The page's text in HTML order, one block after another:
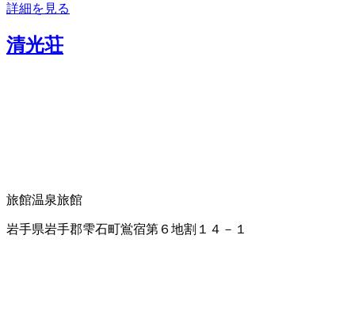
詳細を見る
清光荘
旅館温泉旅館
岩手県岩手郡雫石町鴬宿第６地割１４－１